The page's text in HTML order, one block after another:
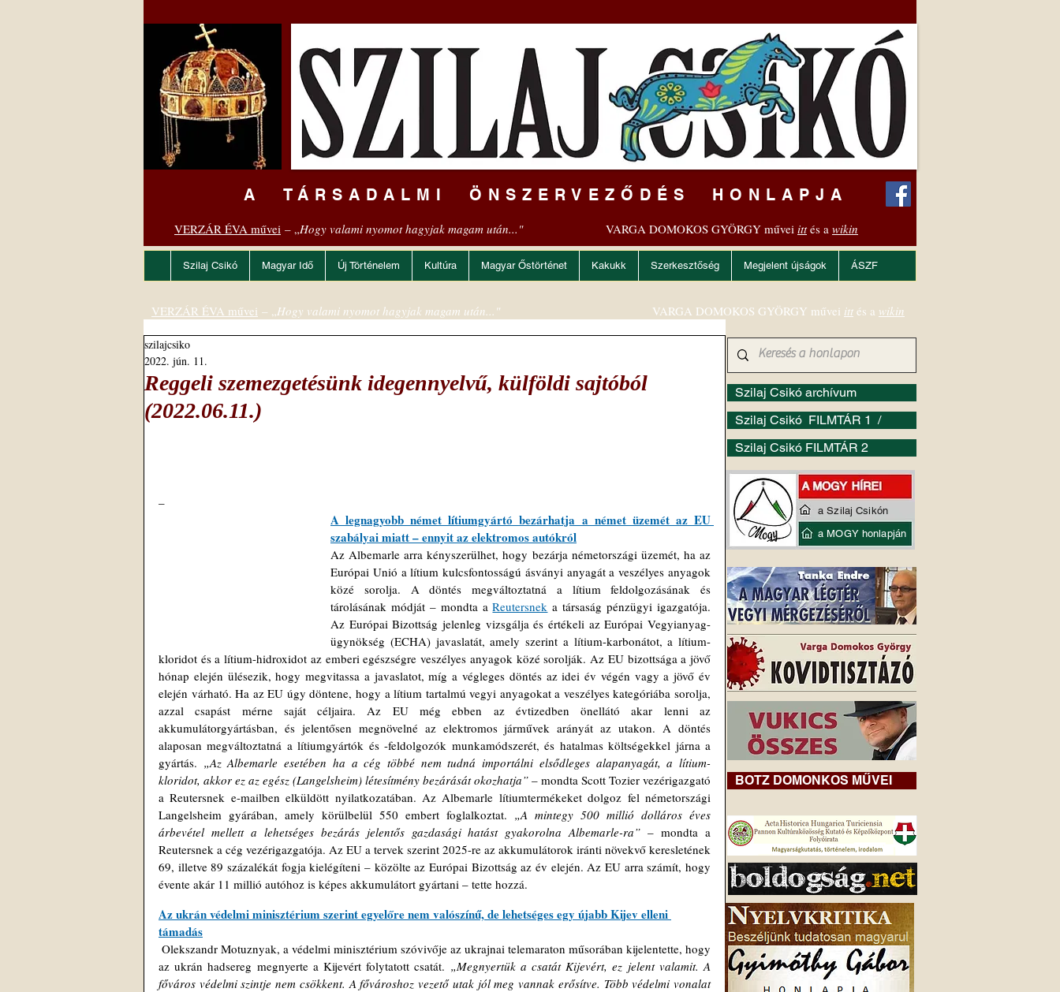
A TÁRSADALMI ÖNSZERVEZŐDÉS HONLAPJA
VERZÁR ÉVA művei – „Hogy valami nyomot hagyjak magam után..." VARGA DOMOKOS GYÖRGY művei ittés a wikin
Szilaj Csikó Magyar Idő Új Történelem Kultúra Magyar Őstörténet Kakukk Szerkesztőség Megjelent újságok ÁSZF
Reggeli szemezgetésünk idegennyelvű, külföldi sajtóból
(2022.06.11.)
szilajcsiko
2022. jún. 11.
–
A legnagyobb német lítiumgyártó bezárhatja a német üzemét az EU
szabályai miatt – ennyit az elektromos autókról
Az Albemarle arra kényszerülhet, hogy bezárja németországi üzemét, ha az
Európai Unió a lítium kulcsfontosságú ásványi anyagát a veszélyes anyagok
közé sorolja. A döntés megváltoztatná a lítium feldolgozásának és
tárolásának módját – mondta a Reutersnek a társaság pénzügyi igazgatója.
Az Európai Bizottság jelenleg vizsgálja és értékeli az Európai Vegyianyag-
ügynökség (ECHA) javaslatát, amely szerint a lítium-karbonátot, a lítium-
kloridot és a lítium-hidroxidot az emberi egészségre veszélyes anyagok közé sorolják. Az EU bizottsága a jövő
hónap elején ülésezik, hogy megvitassa a javaslatot, míg a végleges döntés az idei év végén vagy a jövő év
elején várható. Ha az EU úgy döntene, hogy a lítium tartalmú vegyi anyagokat a veszélyes kategóriába sorolja,
azzal csapást mérne saját céljaira. Az EU még ebben az évtizedben önellátó akar lenni az
akkumulátorgyártásban, és jelentősen megnövelné az elektromos járművek arányát az utakon. A döntés
alaposan megváltoztatná a lítiumgyártók és -feldolgozók munkamódszerét, és hatalmas költségekkel járna a
gyártás. „Az Albemarle esetében ha a cég többé nem tudná importálni elsődleges alapanyagát, a lítium-
kloridot, akkor ez az egész (Langelsheim) létesítmény bezárását okozhatja” – mondta Scott Tozier vezérigazgató
a Reutersnek e-mailben elküldött nyilatkozatában. Az Albemarle lítiumtermékeket dolgoz fel németországi
Langelsheim gyárában, amely körülbelül 550 embert foglalkoztat. „A mintegy 500 millió dolláros éves
árbevétel mellett a lehetséges bezárás jelentős gazdasági hatást gyakorolna Albemarle-ra” – mondta a
Reutersnek a cég vezérigazgatója. Az EU a tervek szerint 2025-re az akkumulátorok iránti növekvő keresletének
69, illetve 89 százalékát fogja kielégíteni – közölte az Európai Bizottság az év elején. Az EU arra számít, hogy
évente akár 11 millió autóhoz is képes akkumulátort gyártani – tette hozzá.
Az ukrán védelmi minisztérium szerint egyelőre nem valószínű, de lehetséges egy újabb Kijev elleni
támadás
az ukrán hadsereg megnyerte a Kijevért folytatott csatát. „Megnyertük a csatát Kijevért, ez jelent valamit. A
főváros védelmi szintje nem csökkent. A fővároshoz vezető utak jól meg vannak erősítve. Több védelmi vonalat
Szilaj Csikó archívum
Szilaj Csikó FILMTÁR 1 /
Szilaj Csikó FILMTÁR 2
VERZÁR ÉVA művei – „Hogy valami nyomot hagyjak magam után..." VARGA DOMOKOS GYÖRGY művei itt és a wikin
BOTZ DOMONKOS MŰVEI
a Szilaj Csikón
a MOGY honlapján